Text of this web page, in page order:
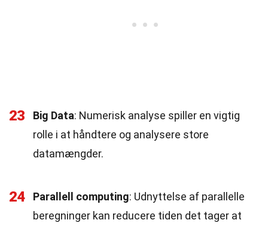
23 Big Data: Numerisk analyse spiller en vigtig
rolle i at håndtere og analysere store
datamængder.
24 Parallell computing: Udnyttelse af parallelle
beregninger kan reducere tiden det tager at